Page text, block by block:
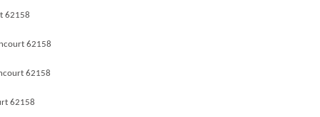
62158
62158
62158
62158